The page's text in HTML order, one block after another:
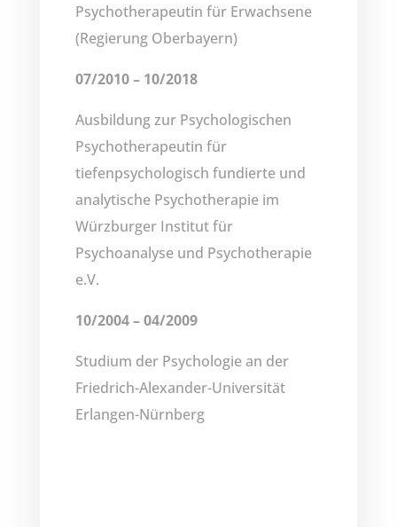
Psychotherapeutin für Erwachsene
(Regierung Oberbayern)
07/2010 – 10/2018
Ausbildung zur Psychologischen
Psychotherapeutin für
tiefenpsychologisch fundierte und
analytische Psychotherapie im
Würzburger Institut für
Psychoanalyse und Psychotherapie
e.V.
10/2004 – 04/2009
Studium der Psychologie an der
Friedrich-Alexander-Universität
Erlangen-Nürnberg